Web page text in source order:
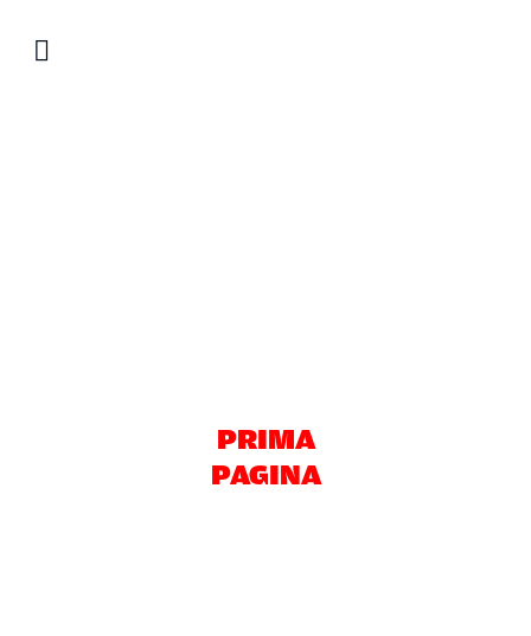
PRIMA
PAGINA